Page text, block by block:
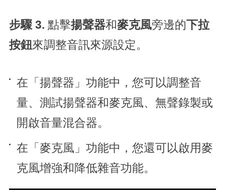
步驟 3. 點擊揚聲器和麥克風旁邊的下拉
按鈕 來調整音訊來源設定。
在「揚聲器」功能中，您可以調整音
量、測試揚聲器和麥克風、無聲錄製或
開啟音量混合器。
在「麥克風」功能中，您還可以啟用麥
克風增強和降低雜音功能。